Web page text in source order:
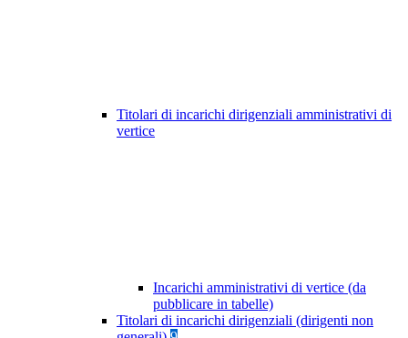
Titolari di incarichi dirigenziali amministrativi di
vertice
Incarichi amministrativi di vertice (da
pubblicare in tabelle)
Titolari di incarichi dirigenziali (dirigenti non